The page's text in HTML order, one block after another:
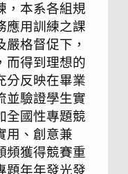
，本系各組規
應用訓練之課
格督促下，
而得到理想的
分反映在畢業
並驗證學生實
全國性專題競
用、創意兼
頻獲得競賽重
題年年發光發